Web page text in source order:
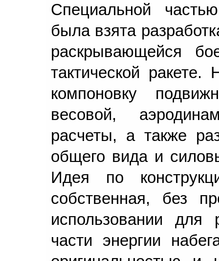
Специальной
была взята
раскрывающейся
тактической
компоновку
весовой,
расчеты, а также
общего вида и
Идея по
собственная, без
использовании для
части энергии